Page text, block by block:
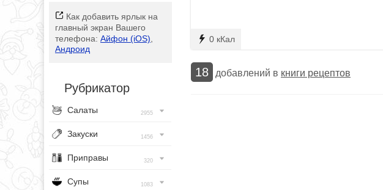
Как добавить ярлык на
главный экран Вашего
телефона: Айфон (iOS)
Андроид
Рубрикатор
Салаты 2955
Закуски 1456
Приправы 320
Супы 1083
0 кКал
18 добавлений в книги рецептов